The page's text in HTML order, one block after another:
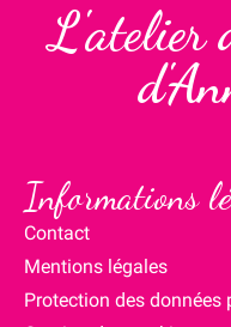
L'atelier
Informations
Contact
Mentions légales
Protection des données